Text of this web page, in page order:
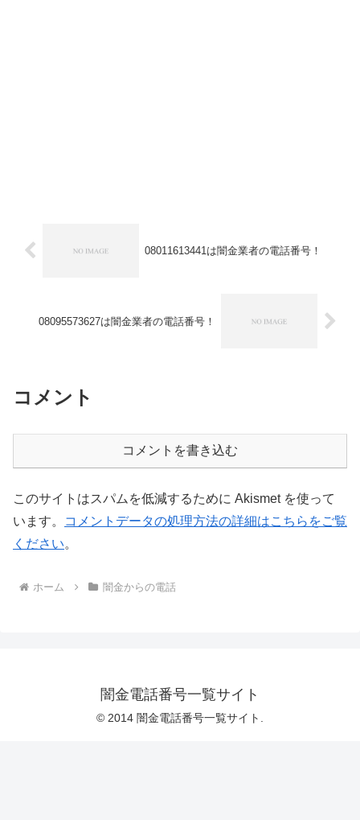
08011613441は闇金業者の電話番号！
08095573627は闇金業者の電話番号！
コメント
コメントを書き込む
このサイトはスパムを低減するために Akismet を使って
います。
コメントデータの処理方法の詳細はこちらをご覧
ください。
ホーム 闇金からの電話
闇金電話番号一覧サイト
© 2014 闇金電話番号一覧サイト.